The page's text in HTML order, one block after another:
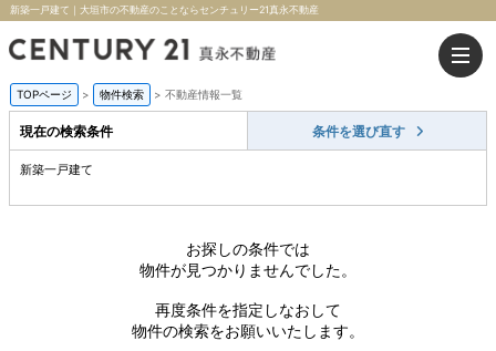
新築一戸建て｜大垣市の不動産のことならセンチュリー21真永不動産
TOPページ > 物件検索 > 不動産情報一覧
現在の検索条件 条件を選び直す
新築一戸建て
お探しの条件では
物件が見つかりませんでした。
再度条件を指定しなおして
物件の検索をお願いいたします。